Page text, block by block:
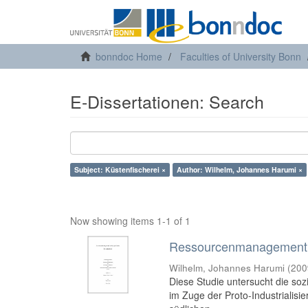
bonndoc Home Faculties of University Bonn
E-Dissertationen: Search
Subject: Küstenfischerei × Author: Wilhelm, Johannes Harumi ×
Now showing items 1-1 of 1
Wilhelm, Johannes Harumi (
Diese Studie untersucht die
im Zuge der Proto-